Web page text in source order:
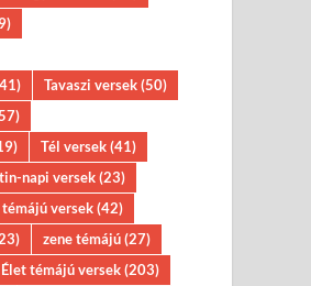
Tavaszi versek(50)
Tél versek(41)
napi versek(23)
versek(42)
zene témájú(27)
Élet témájú versek(203)